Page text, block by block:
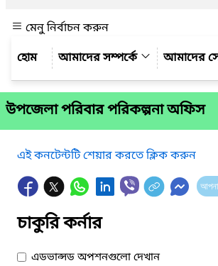
মেনু নির্বাচন করুন
আমাদের সম্পর্কে
আমাদের
উপজেলা পরিবার পরিকল্পনা অফিস
এই কনটেন্টটি শেয়ার করতে ক্লিক করুন
চাকুরি কর্নার
এডভান্সড অপশনগুলো দেখান